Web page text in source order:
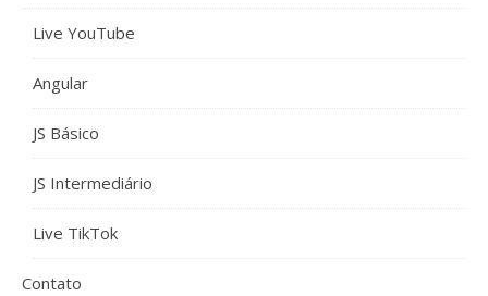
Live YouTube
Angular
JS Básico
JS Intermediário
Live TikTok
Contato